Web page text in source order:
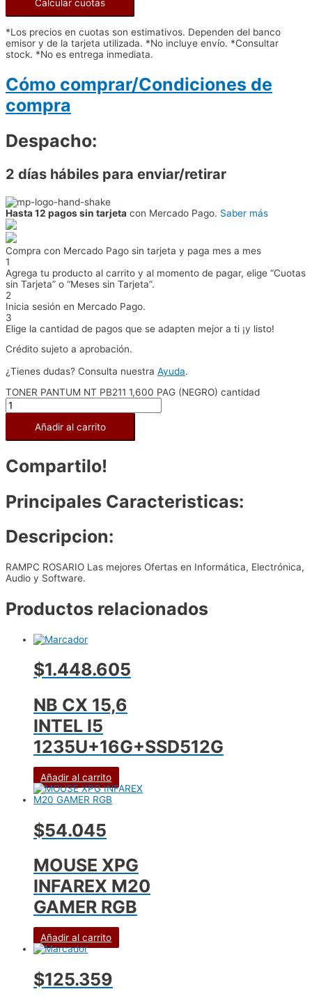
Calcular cuotas
*Los precios en cuotas son estimativos. Dependen del banco
emisor y de la tarjeta utilizada. *No incluye envío. *Consultar
stock. *No es entrega inmediata.
Cómo comprar/Condiciones de
compra
Despacho:
2 días hábiles para enviar/retirar
Hasta 12 pagos sin tarjeta con Mercado Pago. Saber más
Compra con Mercado Pago sin tarjeta y paga mes a mes
1
Agrega tu producto al carrito y al momento de pagar, elige “Cuotas
sin Tarjeta” o “Meses sin Tarjeta”.
2
Inicia sesión en Mercado Pago.
3
Elige la cantidad de pagos que se adapten mejor a ti ¡y listo!
Crédito sujeto a aprobación.
¿Tienes dudas? Consulta nuestra Ayuda.
TONER PANTUM NT PB211 1,600 PAG (NEGRO) cantidad
Añadir al carrito
Compartilo!
Principales Caracteristicas:
Descripcion:
RAMPC ROSARIO Las mejores Ofertas en Informática, Electrónica,
Audio y Software.
Productos relacionados
$1.448.605
NB CX 15,6
INTEL I5
1235U+16G+SSD512G
Añadir al carrito
$54.045
MOUSE XPG
INFAREX M20
GAMER RGB
Añadir al carrito
$125.359